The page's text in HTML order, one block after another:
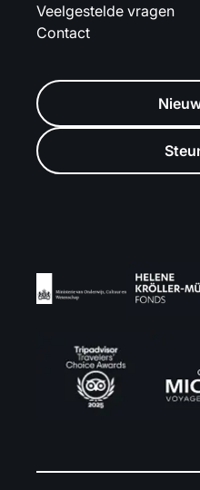
Veelgestelde vragen
Contact